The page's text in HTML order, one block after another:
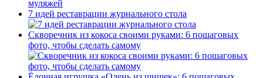
7 идей реставрации журнального стола
Скворечник из кокоса своими руками: 6 пошаговых
фото, чтобы сделать самому